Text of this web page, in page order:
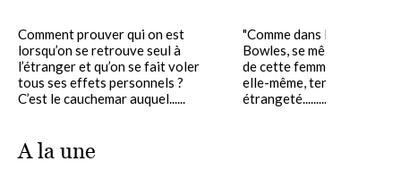
Comment prouver qui on est
lorsqu’on se retrouve seul à
l’étranger et qu’on se fait voler
tous ses effets personnels ?
C’est le cauchemar auquel......
"Comme dans les œuvres
Bowles, se mêlent à
de cette femme, qui se
elle-même, tension
étrangeté.........
A la une